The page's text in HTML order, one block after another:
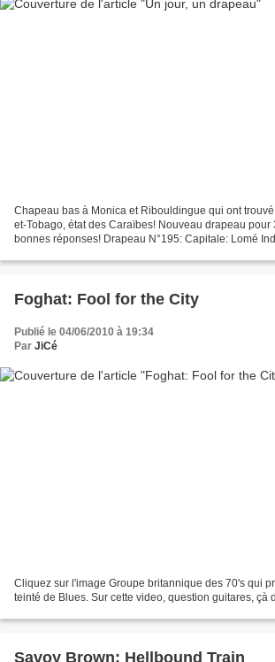
Chapeau bas à Monica et Ribouldingue qui ont
et-Tobago, état des Caraïbes! Nouveau drapeau pour
bonnes réponses! Drapeau N°195: Capitale: Lomé
Foghat: Fool for the City
Publié le 04/06/2010 à 19:34
Par JiCé
Cliquez sur l'image Groupe britannique des 70's qui
teinté de Blues. Sur cette video, question guitares, çà
Savoy Brown: Hellbound Train